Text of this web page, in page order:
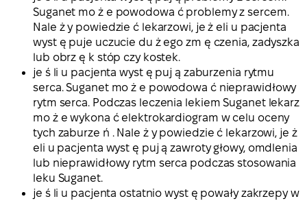
Suganet mo ż e powodowa ć problemy z sercem.
Nale ż y powiedzie ć lekarzowi, je ż eli u pacjenta
wyst ę puje uczucie du ż ego zm ę czenia, zadyszka
lub obrz ę k stóp czy kostek.
je ś li u pacjenta wyst ę puj ą zaburzenia rytmu
serca. Suganet mo ż e powodowa ć nieprawidłowy
rytm serca. Podczas leczenia lekiem Suganet lekarz
mo ż e wykona ć elektrokardiogram w celu oceny
tych zaburze ń . Nale ż y powiedzie ć lekarzowi, je ż
eli u pacjenta wyst ę puj ą zawroty głowy, omdlenia
lub nieprawidłowy rytm serca podczas stosowania
leku Suganet.
je ś li u pacjenta ostatnio wyst ę powały zakrzepy w